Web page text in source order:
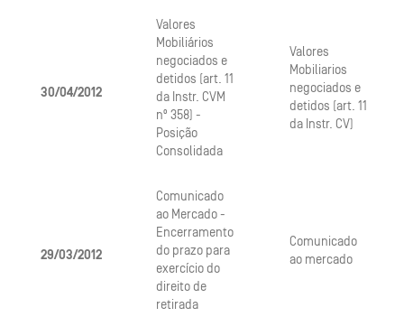
30/04/2012
Valores
Mobiliários
negociados e
detidos (art. 11
da Instr. CVM
nº 358) -
Posição
Consolidada
Valores
Mobiliarios
negociados e
detidos (art. 11
da Instr. CV)
29/03/2012
Comunicado
ao Mercado -
Encerramento
do prazo para
exercício do
direito de
retirada
Comunicado
ao mercado